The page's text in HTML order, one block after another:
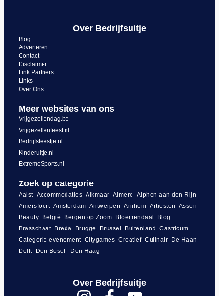
Over Bedrijfsuitje
Blog
Adverteren
Contact
Disclaimer
Link Partners
Links
Over Ons
Meer websites van ons
Vrijgezellendag.be
Vrijgezellenfeest.nl
Bedrijfsfeestje.nl
Kinderuitje.nl
ExtremeSports.nl
Zoek op categorie
Aalst Accommodaties Alkmaar Almere
Alphen aan den Rijn
Amersfoort Amsterdam Antwerpen Arnhem Artiesten
Assen
Beauty
België Bergen op Zoom Bloemendaal
Blog
Brasschaat
Breda Brugge Brussel Buitenland
Castricum
Categorie evenement Citygames Creatief Culinair
De Haan
Delft
Den Bosch Den Haag
Over Bedrijfsuitje